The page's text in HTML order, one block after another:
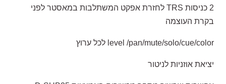
2 כניסות TRS לחזרת אפקט המשתלבות במאסטר לפני
בקרת העוצמה
level /pan/mute/solo/cue/color לכל ערוץ
יציאת אוזניות לניטור